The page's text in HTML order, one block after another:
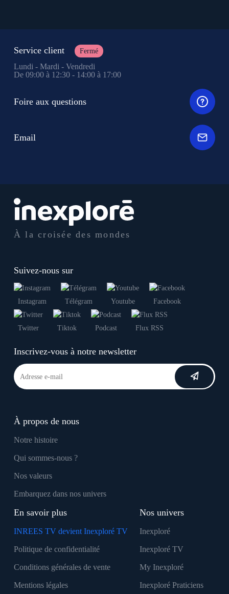
À la croisée des mondes
Suivez-nous sur
Instagram Télégram Youtube Facebook
Twitter Tiktok Podcast Flux RSS
Inscrivez-vous à notre newsletter
À propos de nous
Notre histoire
Qui sommes-nous ?
Nos valeurs
Embarquez dans nos univers
En savoir plus
INREES TV devient Inexploré TV
Politique de confidentialité
Conditions générales de vente
Mentions légales
Nos univers
Inexploré
Inexploré TV
My Inexploré
Inexploré Praticiens
Service client Fermé
Lundi - Mardi - Vendredi
De 09:00 à 12:30 - 14:00 à 17:00
Foire aux questions
Email